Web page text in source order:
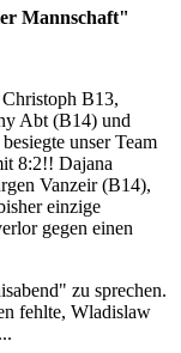
Mannschaft"
B13,
Abt (B14) und
unser Team
8:2!! Dajana
Vanzeir (B14),
einzige
gegen einen
zu sprechen.
fehlte, Wladislaw